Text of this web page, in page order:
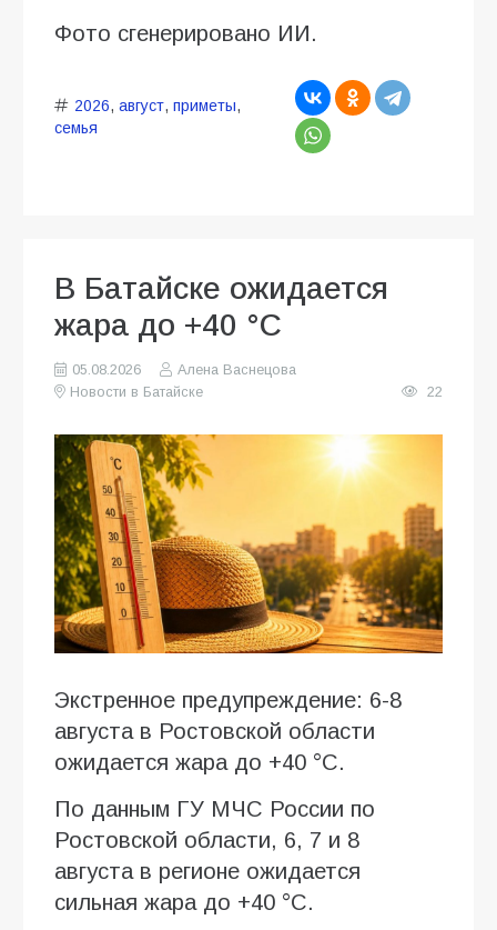
Фото сгенерировано ИИ.
2026, август, приметы,
семья
В Батайске ожидается
жара до +40 °C
05.08.2026
Алена Васнецова
Новости в Батайске
22
Экстренное предупреждение: 6-8
августа в Ростовской области
ожидается жара до +40 °C.
По данным ГУ МЧС России по
Ростовской области, 6, 7 и 8
августа в регионе ожидается
сильная жара до +40 °C.